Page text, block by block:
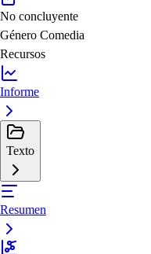
No concluyente
Género Comedia
Recursos
Informe
Texto
Resumen